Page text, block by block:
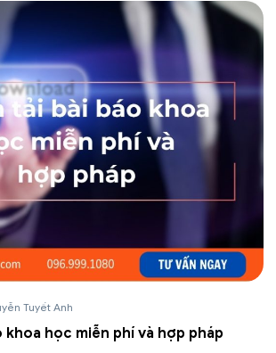
Tuyết Anh
khoa học miễn phí và hợp pháp